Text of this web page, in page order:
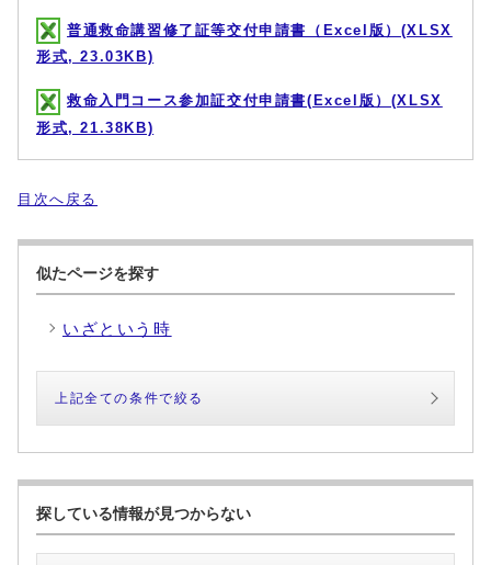
普通救命講習修了証等交付申請書（Excel版）(XLSX
形式, 23.03KB)
救命入門コース参加証交付申請書(Excel版）(XLSX
形式, 21.38KB)
目次へ戻る
似たページを探す
いざという時
上記全ての条件で絞る
探している情報が見つからない